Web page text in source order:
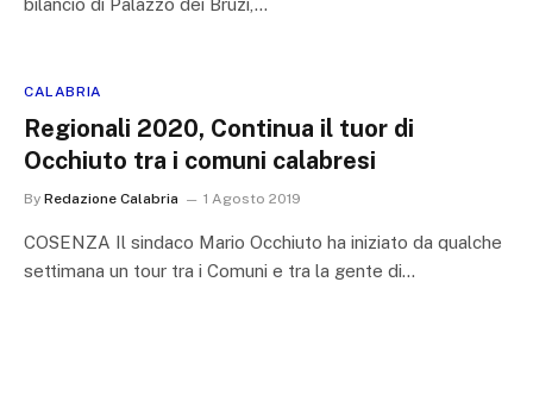
bilancio di Palazzo dei Bruzi,…
CALABRIA
Regionali 2020, Continua il tuor di
Occhiuto tra i comuni calabresi
By Redazione Calabria 1 Agosto 2019
COSENZA Il sindaco Mario Occhiuto ha iniziato da qualche
settimana un tour tra i Comuni e tra la gente di…